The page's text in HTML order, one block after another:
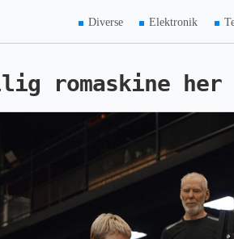
Diverse Elektronik
romaskine her